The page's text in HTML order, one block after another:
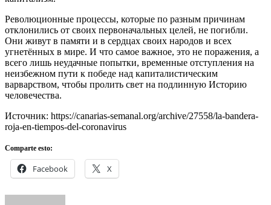
Революционные процессы, которые по разным причинам
отклонились от своих первоначальных целей, не погибли.
Они живут в памяти и в сердцах своих народов и всех
угнетённых в мире. И что самое важное, это не поражения, а
всего лишь неудачные попытки, временные отступления на
неизбежном пути к победе над капиталистическим
варварством, чтобы пролить свет на подлинную Историю
человечества.
Источник: https://canarias-semanal.org/archive/27558/la-bandera-
roja-en-tiempos-del-coronavirus
Comparte esto:
Facebook X